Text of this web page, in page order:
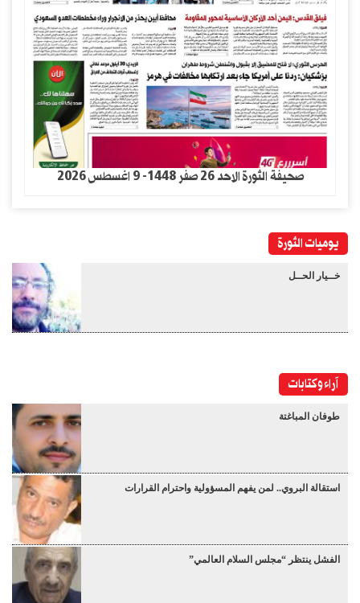
صحيفة الثورة الاحد 26 صفر 1448- 9 اغسطس 2026
يوميات الثورة
خــيار الحــل
آراء وكتابات
طوفان المباغتة
استقالة البروي.. لمن يفهم المسؤولية واحترام القرارات
الفشل ينتظر “مجلس السلام العالمي”